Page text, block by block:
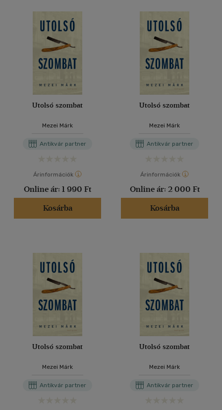
Utolsó szombat
Mezei Márk
Antikvár partner
Árinformációk
Online ár: 1 990 Ft
Kosárba
Utolsó szombat
Mezei Márk
Antikvár partner
Árinformációk
Online ár: 2 000 Ft
Kosárba
Utolsó szombat
Mezei Márk
Antikvár partner
Utolsó szombat
Mezei Márk
Antikvár partner